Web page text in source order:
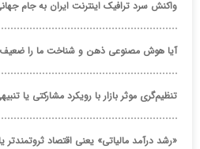
واکنش سرد ترافیک اینترنت ایران به جام جهانی
آیا هوش مصنوعی ذهن و شناخت ما را
تنظیم‌گری موثر بازار با رویکرد مشارکتی یا
«رشد درآمد مالیاتی» یعنی اقتصاد ثروتمندتر